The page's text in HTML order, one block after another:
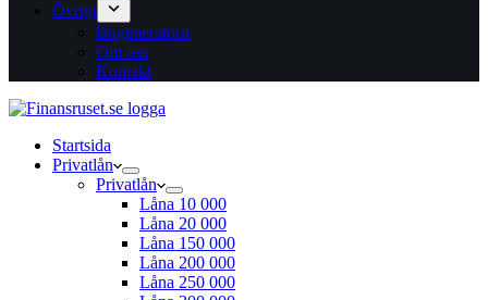
Övrigt
långeneratorn
Om oss
Kontakt
Startsida
Privatlån
Privatlån
Låna 10 000
Låna 20 000
Låna 150 000
Låna 200 000
Låna 250 000